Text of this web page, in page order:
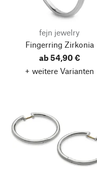
fejn jewelry
Fingerring Zirkonia
ab 54,90 €
+ weitere Varianten